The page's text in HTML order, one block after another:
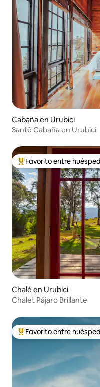
Cabaña en Urubici
Santê Cabaña en Urubici
Favorito entre los
Favorito entre
Chalé en Urubici
Chalet Pájaro Brillante
Favorito entre los
Favorito entre